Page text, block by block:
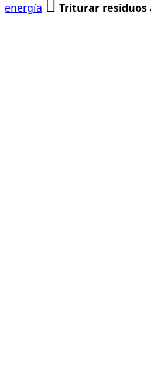
energía
Triturar residuos